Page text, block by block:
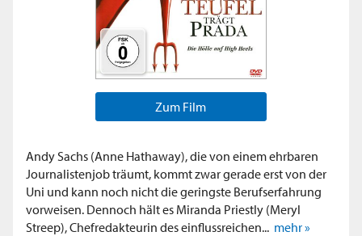
Zum Film
Andy Sachs (Anne Hathaway), die von einem ehrbaren
Journalistenjob träumt, kommt zwar gerade erst von der
Uni und kann noch nicht die geringste Berufserfahrung
vorweisen. Dennoch hält es Miranda Priestly (Meryl
Streep), Chefredakteurin des einflussreichen... mehr »